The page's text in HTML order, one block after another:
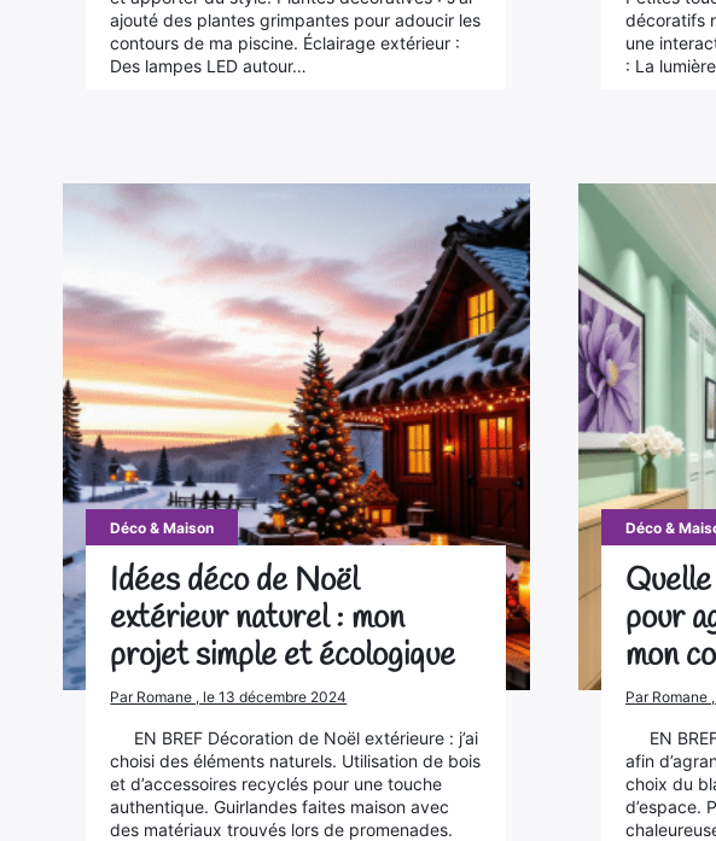
ajouté des plantes grimpantes pour adoucir les
contours de ma piscine. Éclairage extérieur :
Des lampes LED autour…
décoratifs
une
: La
Déco & Maison
Idées déco de Noël
extérieur naturel : mon
projet simple et écologique
Par Romane , le 13 décembre 2024
EN BREF Décoration de Noël extérieure : j’ai
choisi des éléments naturels. Utilisation de bois
et d’accessoires recyclés pour une touche
authentique. Guirlandes faites maison avec
des matériaux trouvés lors de promenades.
Déco &
pour
mon
Par Romane
EN
afin
choix du
d’espace.